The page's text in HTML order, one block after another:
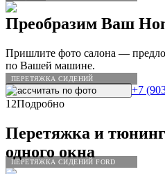
ПЕРЕТЯЖКА СИДЕНИЙ
ПЕРЕТЯЖКА СИДЕНИЙ FORD
Преобразим Ваш
Пришлите фото салона —
по Вашей машине.
Рассчитать по фото
+7
12Подробно
Перетяжка и тюнинг
одного окна